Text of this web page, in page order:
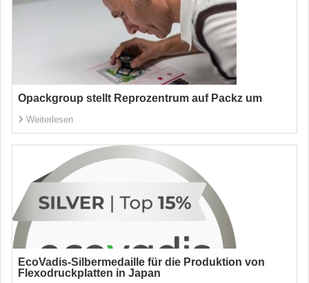
Opackgroup stellt Reprozentrum auf Packz um
Weiterlesen
EcoVadis-Silbermedaille für die Produktion von
Flexodruckplatten in Japan